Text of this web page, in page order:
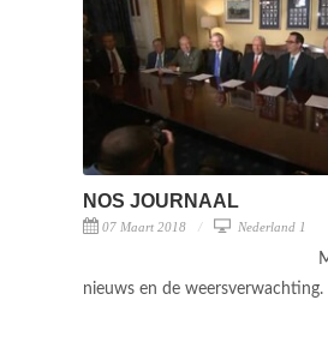
NOS JOURNAAL
07 Maart 2018 Nederland 1
nieuws en de weersverwachting.